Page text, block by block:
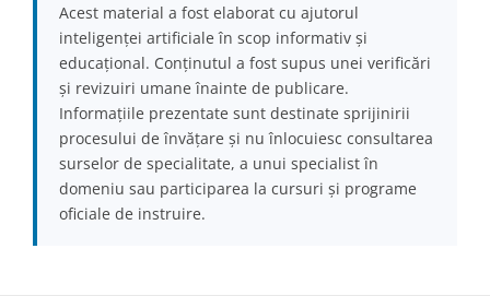
Acest material a fost elaborat cu ajutorul
inteligenței artificiale în scop informativ și
educațional. Conținutul a fost supus unei verificări
și revizuiri umane înainte de publicare.
Informațiile prezentate sunt destinate sprijinirii
procesului de învățare și nu înlocuiesc consultarea
surselor de specialitate, a unui specialist în
domeniu sau participarea la cursuri și programe
oficiale de instruire.